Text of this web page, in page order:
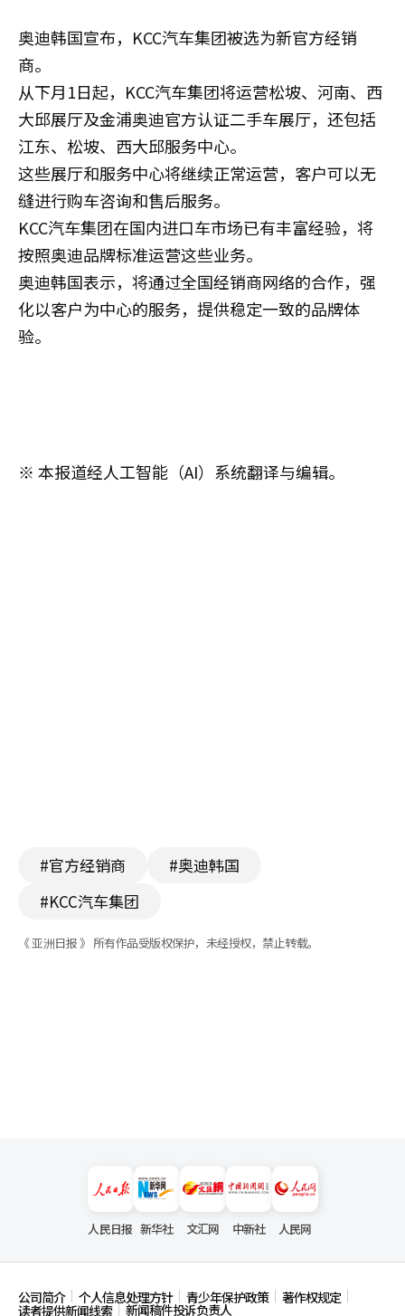
奥迪韩国宣布，KCC汽车集团被选为新官方经销
商。
从下月1日起，KCC汽车集团将运营松坡、河南、西
大邱展厅及金浦奥迪官方认证二手车展厅，还包括
江东、松坡、西大邱服务中心。
这些展厅和服务中心将继续正常运营，客户可以无
缝进行购车咨询和售后服务。
KCC汽车集团在国内进口车市场已有丰富经验，将
按照奥迪品牌标准运营这些业务。
奥迪韩国表示，将通过全国经销商网络的合作，强
化以客户为中心的服务，提供稳定一致的品牌体
验。
※ 本报道经人工智能（AI）系统翻译与编辑。
#官方经销商
#奥迪韩国
#KCC汽车集团
《 亚洲日报 》 所有作品受版权保护，未经授权，禁止转载。
人民日报 新华社 文汇网 中新社 人民网
公司简介 个人信息处理方针 青少年保护政策 著作权规定
读者提供新闻线索 新闻稿件投诉负责人